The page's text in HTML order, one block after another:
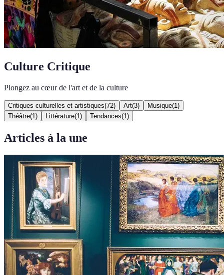
Culture Critique
Plongez au cœur de l'art et de la culture
Critiques culturelles et artistiques(72) Art(3) Musique(1 )
Théâtre(1 ) Littérature(1 ) Tendances(1 )
Articles à la une